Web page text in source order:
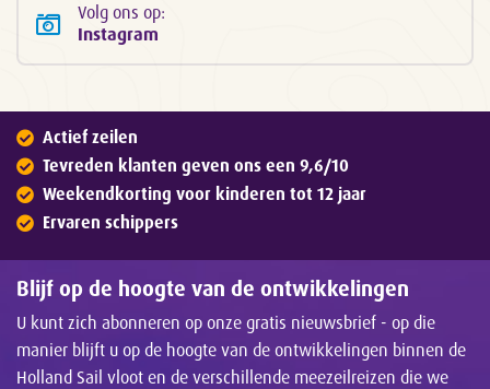
Volg ons op:
Instagram
Actief zeilen
Tevreden klanten geven ons een 9,6/10
Weekendkorting voor kinderen tot 12 jaar
Ervaren schippers
Blijf op de hoogte van de ontwikkelingen
U kunt zich abonneren op onze gratis nieuwsbrief - op die
manier blijft u op de hoogte van de ontwikkelingen binnen de
Holland Sail vloot en de verschillende meezeilreizen die we